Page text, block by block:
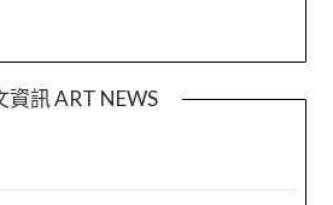
資訊 ART NEWS